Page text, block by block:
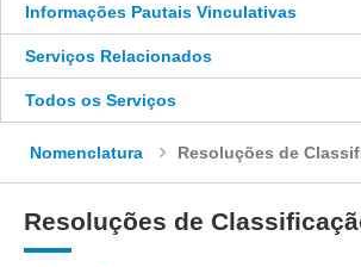
Informações Pautais Vinculativas
Serviços Relacionados
Todos os Serviços
Nomenclatura Resoluções de
Resoluções de